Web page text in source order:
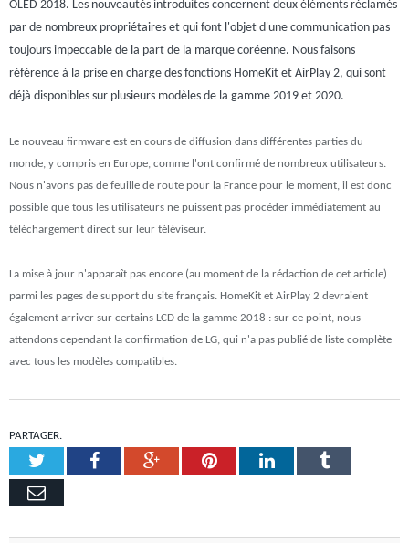
OLED 2018. Les nouveautés introduites concernent deux éléments réclamés
par de nombreux propriétaires et qui font l'objet d'une communication pas
toujours impeccable de la part de la marque coréenne. Nous faisons
référence à la prise en charge des fonctions HomeKit et AirPlay 2, qui sont
déjà disponibles sur plusieurs modèles de la gamme 2019 et 2020.
Le nouveau firmware est en cours de diffusion dans différentes parties du
monde, y compris en Europe, comme l'ont confirmé de nombreux utilisateurs.
Nous n'avons pas de feuille de route pour la France pour le moment, il est donc
possible que tous les utilisateurs ne puissent pas procéder immédiatement au
téléchargement direct sur leur téléviseur.
La mise à jour n'apparaît pas encore (au moment de la rédaction de cet article)
parmi les pages de support du site français. HomeKit et AirPlay 2 devraient
également arriver sur certains LCD de la gamme 2018 : sur ce point, nous
attendons cependant la confirmation de LG, qui n'a pas publié de liste complète
avec tous les modèles compatibles.
PARTAGER.
TwitterFacebookGoogle+PinterestLinkedInTumblr
Email